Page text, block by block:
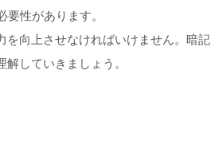
性があります。
を向上させなければいけません。暗記
していきましょう。